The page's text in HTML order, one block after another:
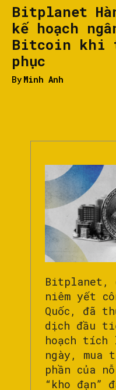
Bitplanet
kế hoạch
Bitcoin khi
phục
By Minh Anh
Bitplanet,
niêm yết
Quốc, đã
dịch đầu
hoạch tích
ngày, mua
phần của
“kho đạn”